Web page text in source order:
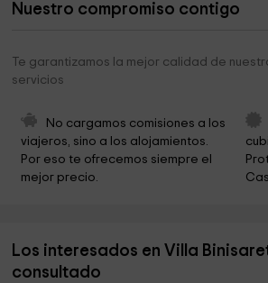
Camino Natural Camí de Cavals
Catedral de Santa Maria de Ciutadella
Iglesia del Sant Crist
La bufera
Parròquia de la Catedral
Museu Municipal de Ciutadella
Nuestro compromiso contigo
Te garantizamos la mejor calidad de
servicios
No cargamos comisiones a los
viajeros, sino a los alojamientos.
Por eso te ofrecemos siempre el
mejor precio.
Los interesados en Villa
consultado